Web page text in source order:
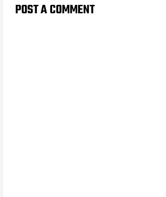
POST A COMMENT